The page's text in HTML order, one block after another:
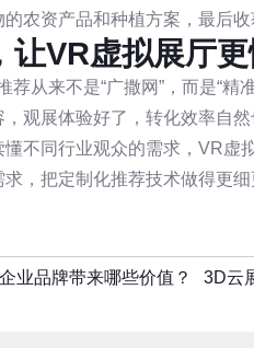
农资产品和种植方案，最后收
让VR虚拟展厅
荐从来不是“广撒网”，而是“
观展体验好了，转化效率自
不同行业观众的需求，VR虚
，把定制化推荐技术做得更
业品牌带来哪些价值？ 3D云